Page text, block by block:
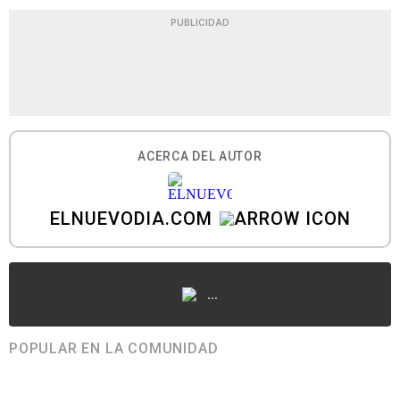
PUBLICIDAD
ACERCA DEL AUTOR
ELNUEVODIA.COM
...
POPULAR EN LA COMUNIDAD